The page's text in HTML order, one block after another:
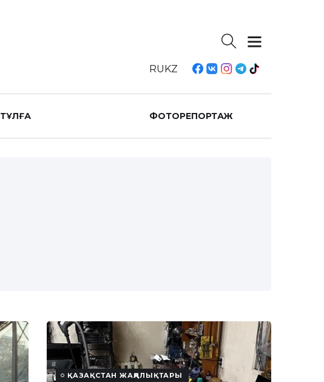
RUKZ
ТҰЛҒА ФОТОРЕПОРТАЖ
ҚАЗАҚСТАН ЖАҢАЛЫҚТАРЫ